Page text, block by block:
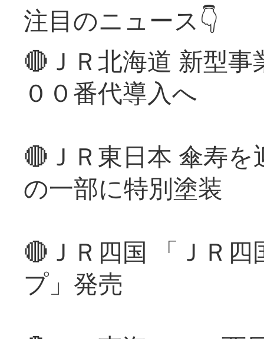
注目のニュース👇
🔴ＪＲ北海道 新型
００番代導入へ
🔴ＪＲ東日本 傘寿
の一部に特別塗装
🔴ＪＲ四国 「ＪＲ
プ」発売